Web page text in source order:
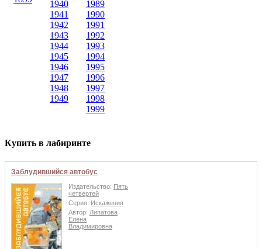
1940
1941
1942
1943
1944
1945
1946
1947
1948
1949
1989
1990
1991
1992
1993
1994
1995
1996
1997
1998
1999
Купить в лабиринте
Заблудившийся автобус
Издательство: Пять
четвертей
Серия: Искажения
Автор: Липатова
Елена
Владимировна